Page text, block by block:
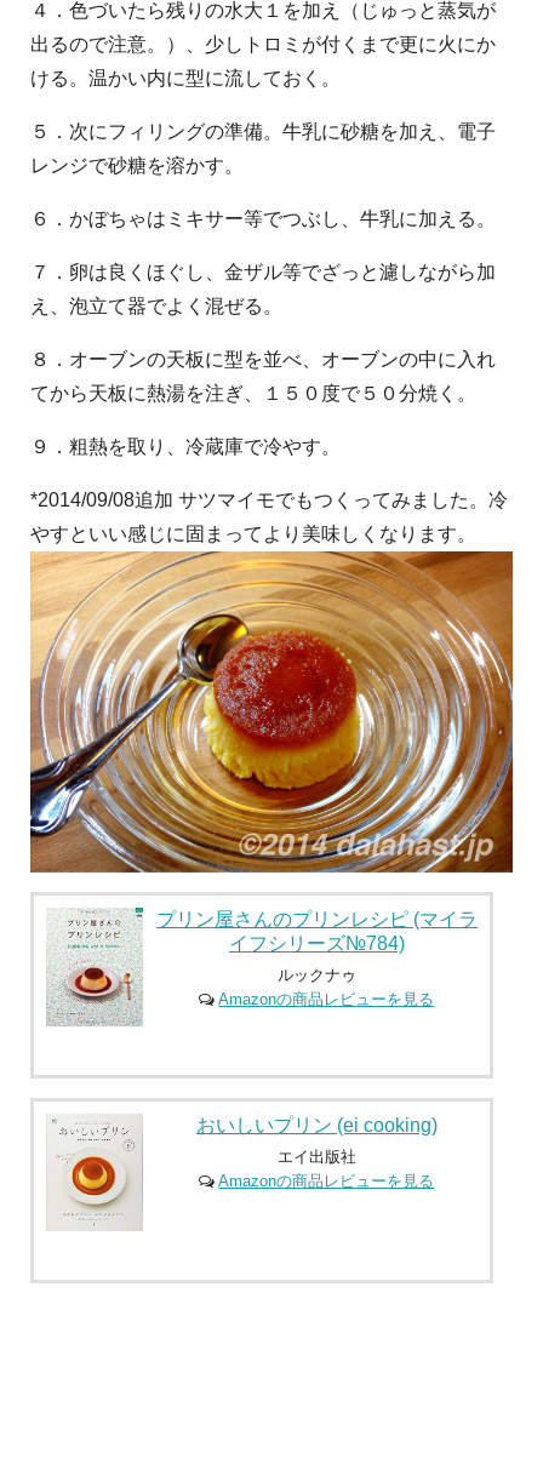
４．色づいたら残りの水大１を加え（じゅっと蒸気が
出るので注意。）、少しトロミが付くまで更に火にか
ける。温かい内に型に流しておく。
５．次にフィリングの準備。牛乳に砂糖を加え、電子
レンジで砂糖を溶かす。
６．かぼちゃはミキサー等でつぶし、牛乳に加える。
７．卵は良くほぐし、金ザル等でざっと濾しながら加
え、泡立て器でよく混ぜる。
８．オーブンの天板に型を並べ、オーブンの中に入れ
てから天板に熱湯を注ぎ、１５０度で５０分焼く。
９．粗熱を取り、冷蔵庫で冷やす。
*2014/09/08追加 サツマイモでもつくってみました。冷
やすといい感じに固まってより美味しくなります。
プリン屋さんのプリンレシピ (マイラ
イフシリーズ№784)
ルックナゥ
Amazonの商品レビューを見る
おいしいプリン (ei cooking)
エイ出版社
Amazonの商品レビューを見る